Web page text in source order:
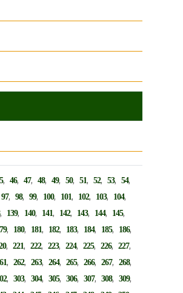
,46,47,48,49,50,51,52,53,54,
97,98,99, 100, 101, 102, 103, 104,
, 139, 140, 141, 142, 143, 144, 145,
, 180, 181, 182, 183, 184, 185, 186,
,221,222,223,224,225,226,227,
,262,263,264,265,266,267,268,
,303,304,305,306,307,308,309,